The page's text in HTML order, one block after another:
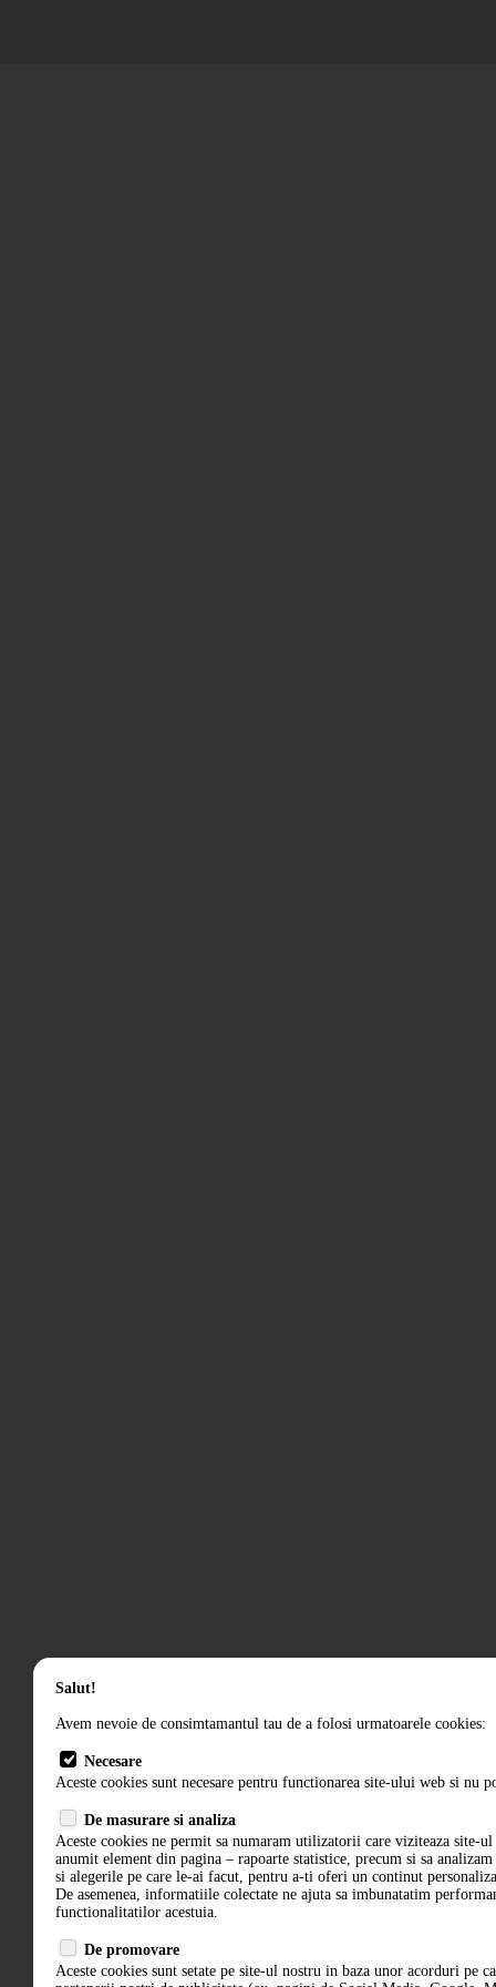
Salut!
Avem nevoie de consimtamantul tau de a folosi urmatoarele cookies:
Necesare
Aceste cookies sunt necesare pentru functionarea site-ului web si nu
De masurare si analiza
Aceste cookies ne permit sa numaram utilizatorii care viziteaza site-ul
anumit element din pagina – rapoarte statistice, precum si sa
si alegerile pe care le-ai facut, pentru a-ti oferi un continut
De asemenea, informatiile colectate ne ajuta sa imbunatatim
functionalitatilor acestuia.
De promovare
Aceste cookies sunt setate pe site-ul nostru in baza unor acorduri pe